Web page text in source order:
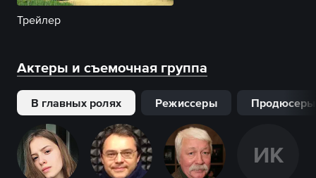
Трейлер
Актеры и съемочная группа
В главных ролях Режиссеры Продюсеры
ИК